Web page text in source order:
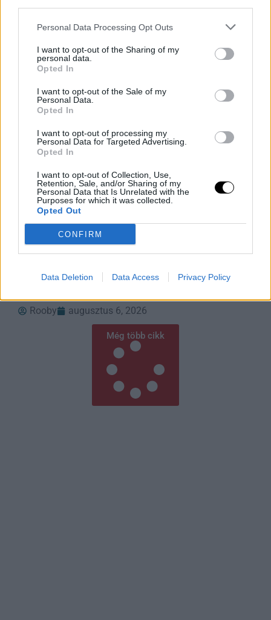
Personal Data Processing Opt Outs
I want to opt-out of the Sharing of my
personal data.
Opted In
I want to opt-out of the Sale of my
Personal Data.
Opted In
I want to opt-out of processing my
Personal Data for Targeted Advertising.
Opted In
I want to opt-out of Collection, Use,
Retention, Sale, and/or Sharing of my
Personal Data that Is Unrelated with the
Purposes for which it was collected.
Opted Out
CONFIRM
Data Deletion Data Access Privacy Policy
hogyan tanítsa meg autonóm tengeri teknős robotját
úszni? A kanadai fiú végül egy holografikus kamerát és
Rooby
augusztus 7, 2026
Elnöki Hatalomvége: Alkotmányos
Fordulat Magyarországon
Magyarország elnöke, Sulyok Tamás aláírta az
hivatali idejét – ez fordulópontot jelent a magyar
Rooby
augusztus 6, 2026
Még több cikk